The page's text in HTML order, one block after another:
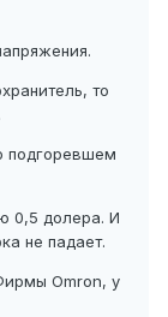
то
подгоревшем
0,5 долера. И
не падает.
Omron, у